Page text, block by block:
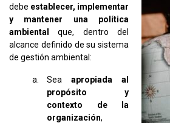
debe establecer, implementar
y mantener una política
ambiental que, dentro del
alcance definido de su sistema
de gestión ambiental:
Sea apropiada al
propósito y
contexto de la
organización,